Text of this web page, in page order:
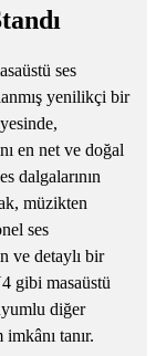
ses
yenilikçi bir
en net ve doğal
dalgalarının
müzikten
ses
ve detaylı bir
gibi masaüstü
diğer
tanır.